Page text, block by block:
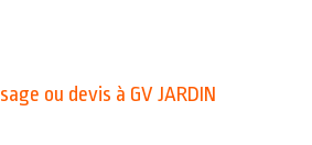
ou devis à GV JARDIN